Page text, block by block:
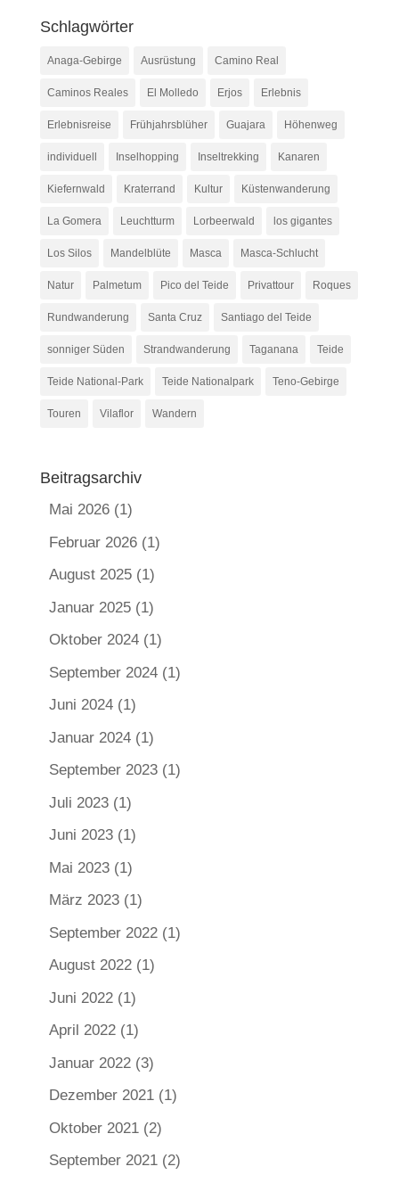
Schlagwörter
Anaga-Gebirge Ausrüstung Camino Real
Caminos Reales El Molledo Erjos Erlebnis
Erlebnisreise Frühjahrsblüher Guajara Höhenweg
individuell Inselhopping Inseltrekking Kanaren
Kiefernwald Kraterrand Kultur Küstenwanderung
La Gomera Leuchtturm Lorbeerwald los gigantes
Los Silos Mandelblüte Masca Masca-Schlucht
Natur Palmetum Pico del Teide Privattour Roques
Rundwanderung Santa Cruz Santiago del Teide
sonniger Süden Strandwanderung Taganana Teide
Teide National-Park Teide Nationalpark Teno-Gebirge
Touren Vilaflor Wandern
Beitragsarchiv
Mai 2026(1)
Februar 2026(1)
August 2025(1)
Januar 2025(1)
Oktober 2024(1)
September 2024(1)
Juni 2024(1)
Januar 2024(1)
September 2023(1)
Juli 2023(1)
Juni 2023(1)
Mai 2023(1)
März 2023(1)
September 2022(1)
August 2022(1)
Juni 2022(1)
April 2022(1)
Januar 2022(3)
Dezember 2021(1)
Oktober 2021(2)
September 2021(2)